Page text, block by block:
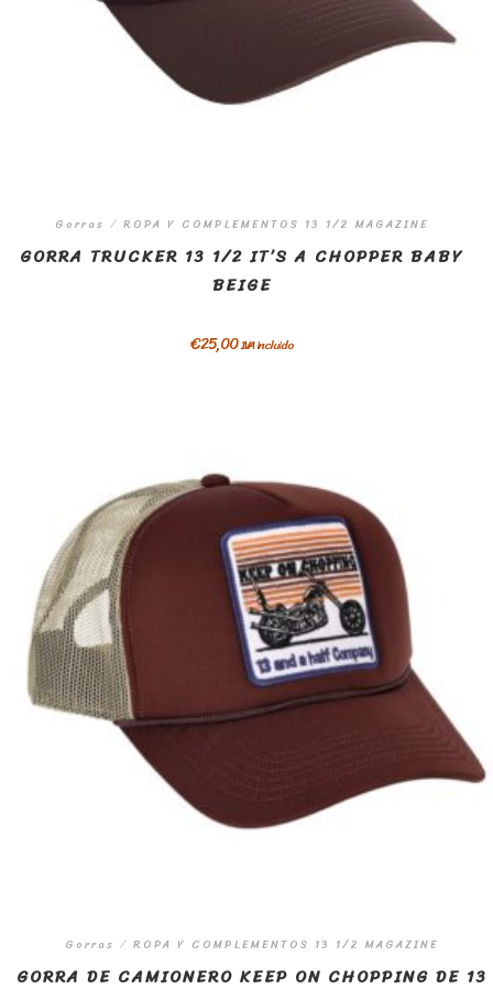
Gorras / ROPA Y COMPLEMENTOS 13 1/2 MAGAZINE
GORRA TRUCKER 13 1/2 IT’S A CHOPPER BABY
BEIGE
€25,00IVA incluido
Gorras / ROPA Y COMPLEMENTOS 13 1/2 MAGAZINE
GORRA DE CAMIONERO KEEP ON CHOPPING DE 13